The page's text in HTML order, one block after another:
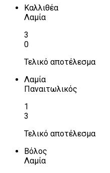
Καλλιθέα
Λαμία
3
0
Τελικό αποτέλεσμα
Λαμία
Παναιτωλικός
1
3
Τελικό αποτέλεσμα
Βόλος
Λαμία